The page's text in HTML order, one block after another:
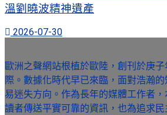
溫劉曉波精神遺產
2026-07-30
歐洲之聲網站根植於歐陸，創刊於庚
際。數據化時代早已來臨，面對浩瀚
易迷失方向。作為長年的媒體工作者
讀者傳送平實可靠的資訊，也為追求